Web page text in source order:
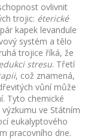
ovlivnit
trojic: éterické
kapek levandule
systém a tělo
trojice říká, že
stresu. Třetí
, což znamená,
vůní může
Tyto chemické
ve Státním
eukalyptového
pracovního dne.